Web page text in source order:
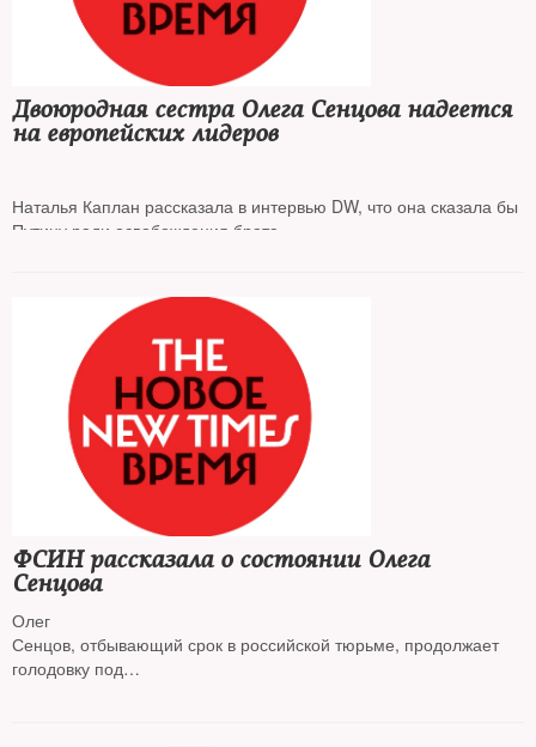
Двоюродная сестра Олега Сенцова надеется
на европейских лидеров
Наталья Каплан рассказала в интервью DW, что она сказала бы
Путину ради освобождения брата
ФСИН рассказала о состоянии Олега
Сенцова
Олег
Сенцов, отбывающий срок в российской тюрьме, продолжает
голодовку под